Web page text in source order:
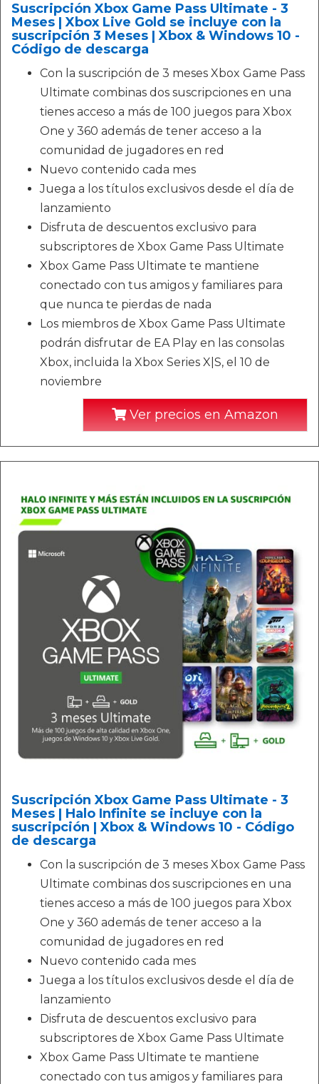
Suscripción Xbox Game Pass Ultimate - 3
Meses | Xbox Live Gold se incluye con la
suscripción 3 Meses | Xbox & Windows 10 -
Código de descarga
Con la suscripción de 3 meses Xbox Game Pass
Ultimate combinas dos suscripciones en una
tienes acceso a más de 100 juegos para Xbox
One y 360 además de tener acceso a la
comunidad de jugadores en red
Nuevo contenido cada mes
Juega a los títulos exclusivos desde el día de
lanzamiento
Disfruta de descuentos exclusivo para
subscriptores de Xbox Game Pass Ultimate
Xbox Game Pass Ultimate te mantiene
conectado con tus amigos y familiares para
que nunca te pierdas de nada
Los miembros de Xbox Game Pass Ultimate
podrán disfrutar de EA Play en las consolas
Xbox, incluida la Xbox Series X|S, el 10 de
noviembre
Ver precios en Amazon
Suscripción Xbox Game Pass Ultimate - 3
Meses | Halo Infinite se incluye con la
suscripción | Xbox & Windows 10 - Código
de descarga
Con la suscripción de 3 meses Xbox Game Pass
Ultimate combinas dos suscripciones en una
tienes acceso a más de 100 juegos para Xbox
One y 360 además de tener acceso a la
comunidad de jugadores en red
Nuevo contenido cada mes
Juega a los títulos exclusivos desde el día de
lanzamiento
Disfruta de descuentos exclusivo para
subscriptores de Xbox Game Pass Ultimate
Xbox Game Pass Ultimate te mantiene
conectado con tus amigos y familiares para